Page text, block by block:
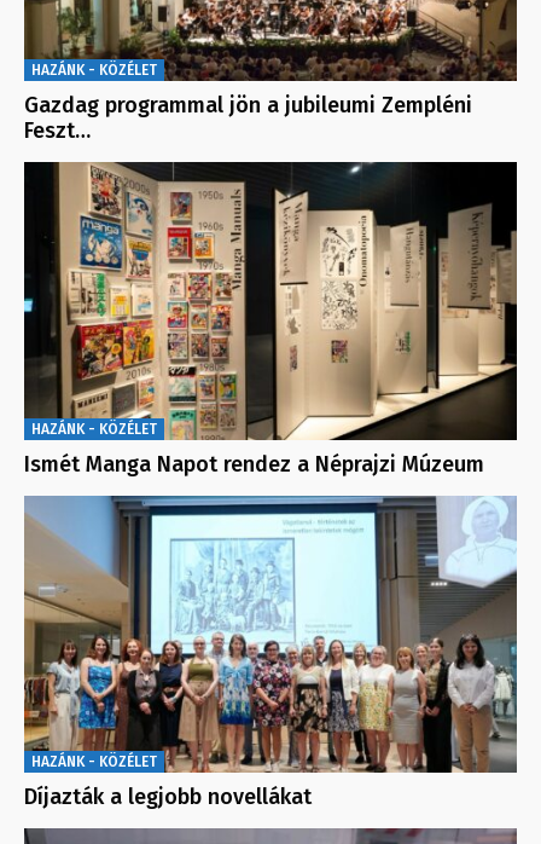
HAZÁNK - KÖZÉLET
Gazdag programmal jön a jubileumi Zempléni
Feszt…
HAZÁNK - KÖZÉLET
Ismét Manga Napot rendez a Néprajzi Múzeum
HAZÁNK - KÖZÉLET
Díjazták a legjobb novellákat